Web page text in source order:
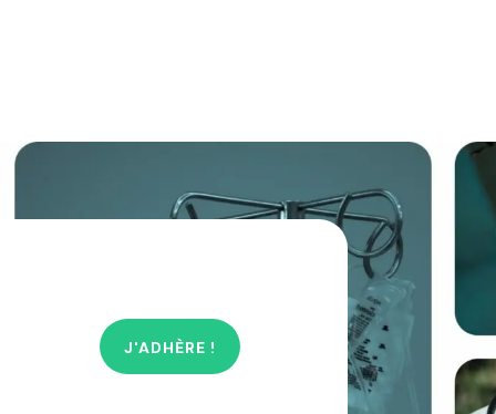
J'ADHÈRE !